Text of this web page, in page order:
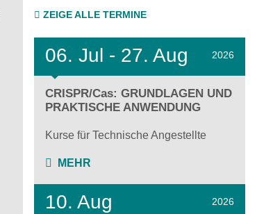
ZEIGE ALLE TERMINE
06. Jul - 27. Aug 2026
CRISPR/Cas: GRUNDLAGEN UND
PRAKTISCHE ANWENDUNG
Kurse für Technische Angestellte
MEHR
10. Aug 2026